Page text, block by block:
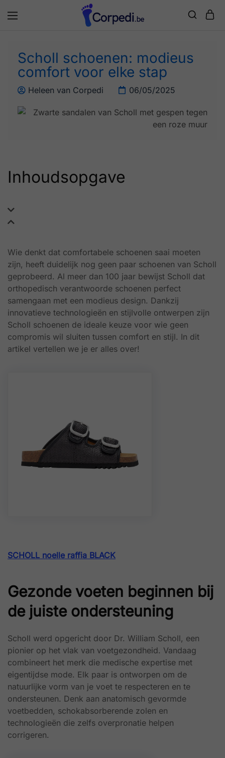
Scholl schoenen: modieus
comfort voor elke stap
Heleen van Corpedi 06/05/2025
Wie denkt dat comfortabele schoenen saai moeten
zijn, heeft duidelijk nog geen paar schoenen van Scholl
geprobeerd. Al meer dan 100 jaar bewijst Scholl dat
orthopedisch verantwoorde schoenen perfect
samengaan met een modieus design. Dankzij
innovatieve technologieën en stijlvolle ontwerpen zijn
Scholl schoenen de ideale keuze voor wie geen
compromis wil sluiten tussen comfort en stijl. In dit
artikel vertellen we je er alles over!
SCHOLL noelle raffia BLACK
Gezonde voeten beginnen bij
de juiste ondersteuning
Scholl werd opgericht door Dr. William Scholl, een
pionier op het vlak van voetgezondheid. Vandaag
combineert het merk die medische expertise met
eigentijdse mode. Elk paar is ontworpen om de
natuurlijke vorm van je voet te respecteren en te
ondersteunen. Denk aan anatomisch gevormde
voetbedden, schokabsorberende zolen en
technologieën die zelfs overpronatie helpen
corrigeren.
Inhoudsopgave